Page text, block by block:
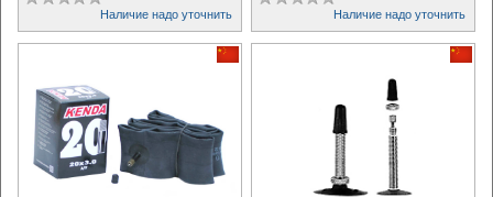
Наличие надо уточнить Наличие надо уточнить